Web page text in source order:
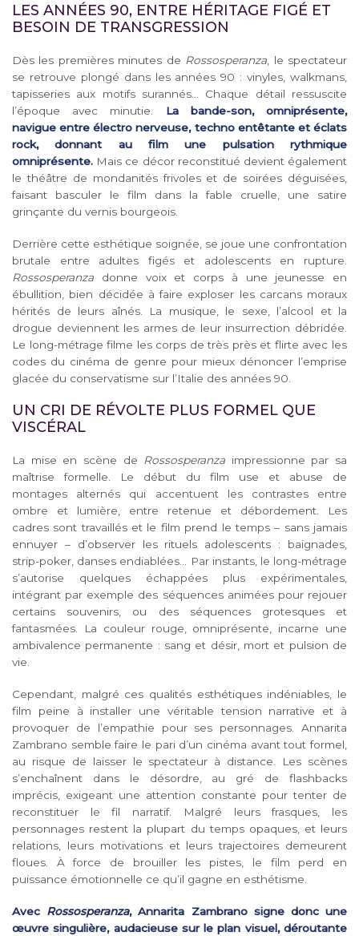
LES ANNÉES 90, ENTRE HÉRITAGE FIGÉ ET
BESOIN DE TRANSGRESSION
Dès les premières minutes de Rossosperanza , le spectateur
se retrouve plongé dans les années 90 : vinyles, walkmans,
tapisseries aux motifs surannés… Chaque détail ressuscite
l’époque avec minutie. La bande-son, omniprésente,
navigue entre électro nerveuse, techno entêtante et éclats
rock, donnant au film une pulsation rythmique
omniprésente. Mais ce décor reconstitué devient également
le théâtre de mondanités frivoles et de soirées déguisées,
faisant basculer le film dans la fable cruelle, une satire
grinçante du vernis bourgeois.
Derrière cette esthétique soignée, se joue une confrontation
brutale entre adultes figés et adolescents en rupture.
Rossosperanza donne voix et corps à une jeunesse en
ébullition, bien décidée à faire exploser les carcans moraux
hérités de leurs aînés. La musique, le sexe, l’alcool et la
drogue deviennent les armes de leur insurrection débridée.
Le long-métrage filme les corps de très près et flirte avec les
codes du cinéma de genre pour mieux dénoncer l’emprise
glacée du conservatisme sur l’Italie des années 90.
UN CRI DE RÉVOLTE PLUS FORMEL QUE
VISCÉRAL
La mise en scène de Rossosperanza impressionne par sa
maîtrise formelle. Le début du film use et abuse de
montages alternés qui accentuent les contrastes entre
ombre et lumière, entre retenue et débordement. Les
cadres sont travaillés et le film prend le temps – sans jamais
ennuyer – d’observer les rituels adolescents : baignades,
strip-poker, danses endiablées… Par instants, le long-métrage
s’autorise quelques échappées plus expérimentales,
intégrant par exemple des séquences animées pour rejouer
certains souvenirs, ou des séquences grotesques et
fantasmées. La couleur rouge, omniprésente, incarne une
ambivalence permanente : sang et désir, mort et pulsion de
vie.
Cependant, malgré ces qualités esthétiques indéniables, le
film peine à installer une véritable tension narrative et à
provoquer de l’empathie pour ses personnages. Annarita
Zambrano semble faire le pari d’un cinéma avant tout formel,
au risque de laisser le spectateur à distance. Les scènes
s’enchaînent dans le désordre, au gré de flashbacks
imprécis, exigeant une attention constante pour tenter de
reconstituer le fil narratif. Malgré leurs frasques, les
personnages restent la plupart du temps opaques, et leurs
relations, leurs motivations et leurs trajectoires demeurent
floues. À force de brouiller les pistes, le film perd en
puissance émotionnelle ce qu’il gagne en esthétisme.
Avec Rossosperanza, Annarita Zambrano signe donc une
œuvre singulière, audacieuse sur le plan visuel, déroutante